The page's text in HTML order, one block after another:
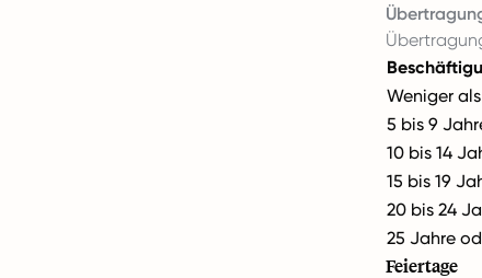
Weniger
5 bis 9
10 bis 14
15 bis 19
20 bis 24
25 Jahre
Feiertage